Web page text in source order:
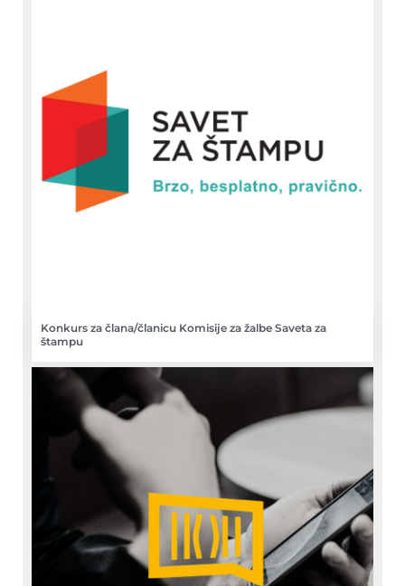
Konkurs za člana/članicu Komisije za žalbe Saveta za
štampu